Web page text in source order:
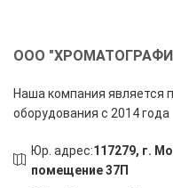
ООО
Наша компания является
оборудования с 2014 года
Юр. адрес:117279, г.
помещение 37П